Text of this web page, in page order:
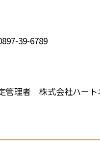
39-6789
管理者 株式会社ハート